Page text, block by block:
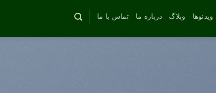
ویدئوها وبلاگ درباره ما تماس با ما